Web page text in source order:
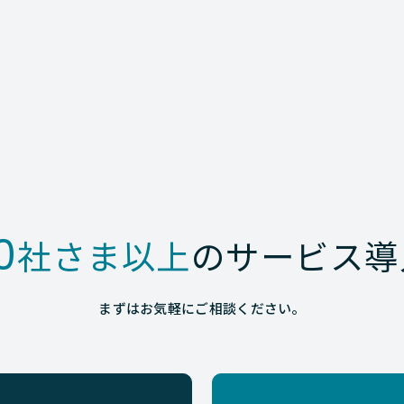
社さま以上のサービス
まずはお気軽にご相談ください。